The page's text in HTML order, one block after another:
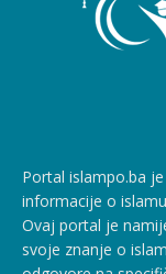
Portal islampo.ba
informacije o
Ovaj portal je
svoje znanje o